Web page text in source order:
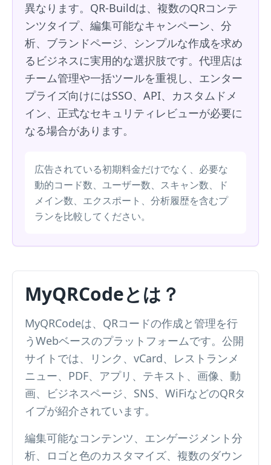
異なります。QR-Buildは、複数のQRコンテ
ンツタイプ、編集可能なキャンペーン、分
析、ブランドページ、シンプルな作成を求め
るビジネスに実用的な選択肢です。代理店は
チーム管理や一括ツールを重視し、エンター
プライズ向けにはSSO、API、カスタムドメ
イン、正式なセキュリティレビューが必要に
なる場合があります。
広告されている初期料金だけでなく、必要な
動的コード数、ユーザー数、スキャン数、ド
メイン数、エクスポート、分析履歴を含むプ
ランを比較してください。
MyQRCodeとは？
MyQRCodeは、QRコードの作成と管理を行
うWebベースのプラットフォームです。公開
サイトでは、リンク、vCard、レストランメ
ニュー、PDF、アプリ、テキスト、画像、動
画、ビジネスページ、SNS、WiFiなどのQRタ
イプが紹介されています。
編集可能なコンテンツ、エンゲージメント分
析、ロゴと色のカスタマイズ、複数のダウン